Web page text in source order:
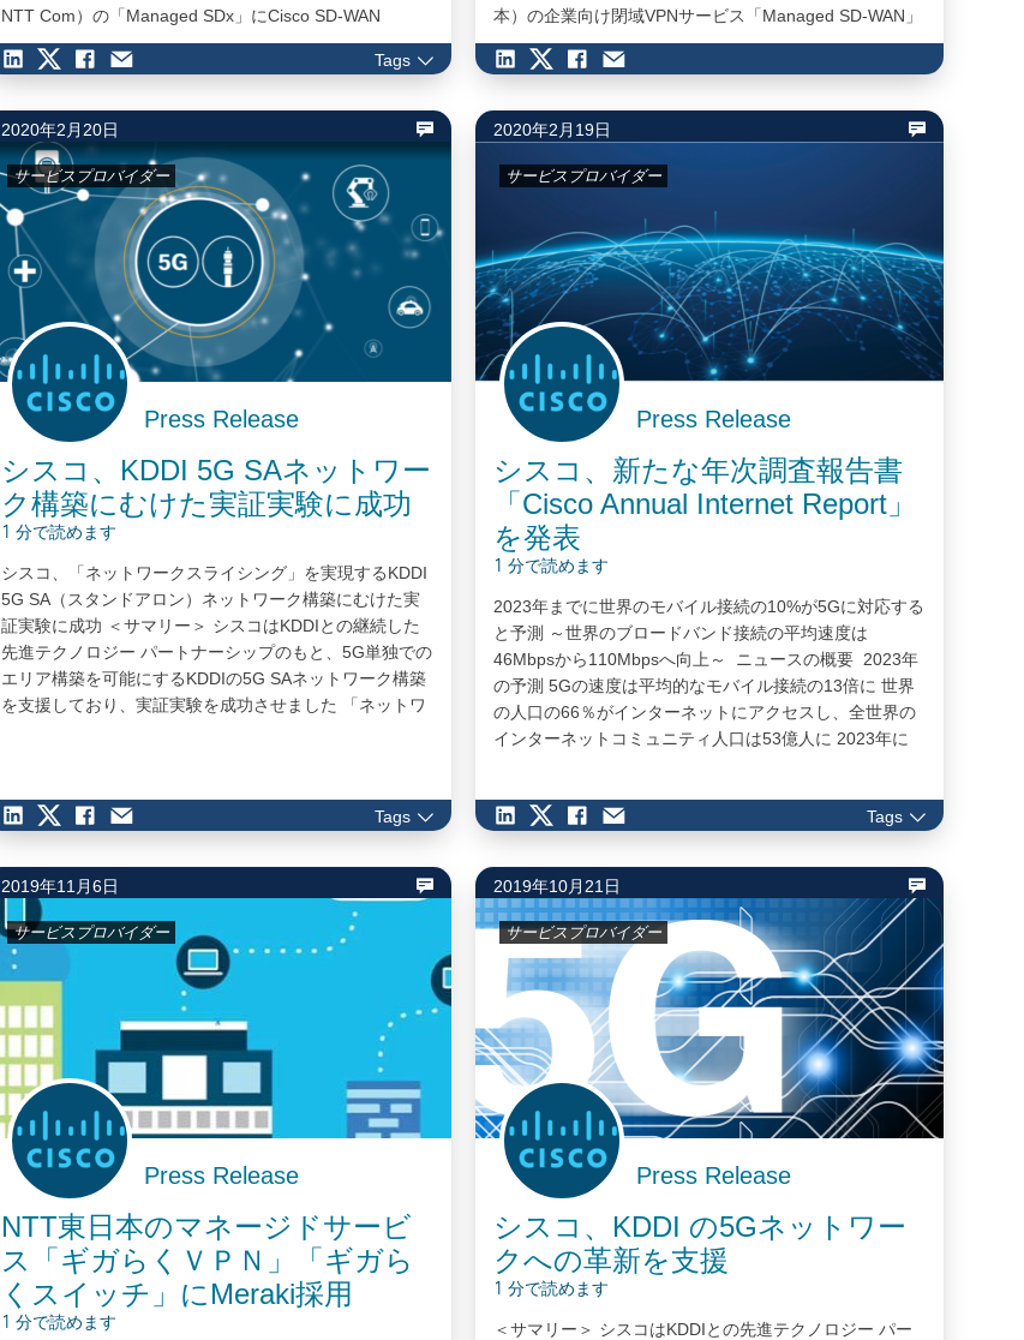
NTT Com）の「Managed SDx」にCisco SD-WAN
powered by ViptelaならびにCisco Merakiソリューション
が採用されたことを発表しました。 ニューノーマル（新
態の適用など、新たな事業環境への取り組みが求めら
れ、デジタル変革の重要性が増す一方で、実現に伴う運
用の複雑化や、IT専任者の確保、運用コストの増大が課
題となっています。…
Tags
本）の企業向け閉域VPNサービス「Managed SD-WAN」
にCisco SD-WAN powered by Viptelaソリューションが採
用されたことを発表しました。 クラウド利用の拡大や働
変化する一方で、IT人材の不足や管理コスト増大という
課題も顕在化してきています。…
2020年2月20日
サービスプロバイダー
Press Release
シスコ、KDDI 5G SAネットワー
ク構築にむけた実証実験に成功
1 分で読めます
シスコ、「ネットワークスライシング」を実現するKDDI
5G SA（スタンドアロン）ネットワーク構築にむけた実
証実験に成功 ＜サマリー＞ シスコはKDDIとの継続した
先進テクノロジー パートナーシップのもと、5G単独での
エリア構築を可能にするKDDIの5G SAネットワーク構築
を支援しており、実証実験を成功させました 「ネットワ
回線に対し大容量・低遅延を保証することが可能になり
ます…
Tags
2020年2月19日
サービスプロバイダー
Press Release
シスコ、新たな年次調査報告書
「Cisco Annual Internet Report」
を発表
1 分で読めます
2023年までに世界のモバイル接続の10%が5Gに対応する
と予測 ～世界のブロードバンド接続の平均速度は
46Mbpsから110Mbpsへ向上～ ニュースの概要 2023年
の予測 5Gの速度は平均的なモバイル接続の13倍に 世界
の人口の66％がインターネットにアクセスし、全世界の
インターネットコミュニティ人口は53億人に 2023年に
は46Mbpsから110Mbpsへ向上 Wi-Fi6対応のホットスポ
のホットスポットの11％に…
Tags
2019年11月6日
サービスプロバイダー
Press Release
NTT東日本のマネージドサービ
ス「ギガらくＶＰＮ」「ギガら
くスイッチ」にMeraki採用
1 分で読めます
2019年10月21日
サービスプロバイダー
Press Release
シスコ、KDDI の5Gネットワー
クへの革新を支援
1 分で読めます
＜サマリー＞ シスコはKDDIとの先進テクノロジー パー